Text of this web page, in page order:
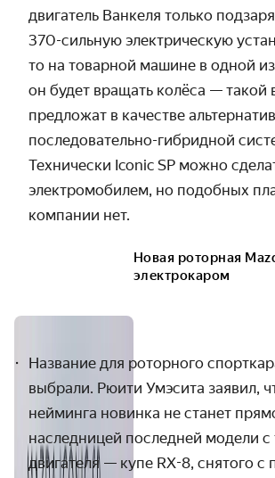
двигатель Ванкеля только
370-сильную электрическую
то на товарной машине в одной
он будет вращать колёса — такой
предложат в качестве
последовательно-гибридной
Технически Iconic SP можно
электромобилем, но подобных
компании нет.
Новая роторная
электрокаром
Название для роторного
выбрали. Рюити Умэсита заявил,
нейминга новинка не станет
наследницей последней модели
двигателя — купе RX-8, снятого с